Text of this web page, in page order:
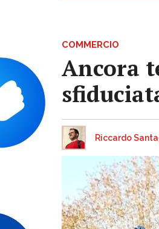
COMMERCIO
Ancora
Riccardo